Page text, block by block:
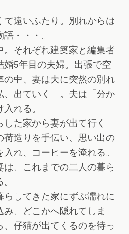
て遠いふたり。別れからは
・・・。
。それぞれ建築家と編集者
婚5年目の夫婦。出張で空
の中、妻は夫に突然の別れ
、出ていく」。夫は「分か
れる。
た家から妻が出て行く
荷造りを手伝い、思い出の
れ、コーヒーを淹れる。
は、これまでの二人の暮ら
らしてきた家にずぶ濡れに
み、どこかへ隠れてしま
、仔猫が出てくるのを待っ